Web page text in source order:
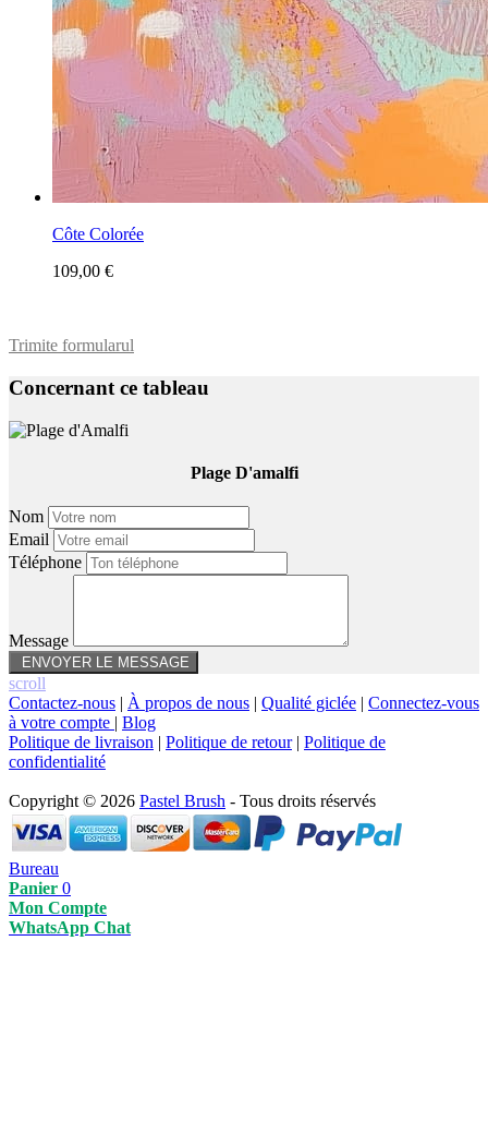
Côte Colorée
109,00 €
Trimite formularul
Concernant ce tableau
Plage D'amalfi
Nom
Email
Téléphone
Message
scroll
Contactez-nous | À propos de nous | Qualité giclée | Connectez-vous
à votre compte | Blog
Politique de livraison | Politique de retour| Politique de
confidentialité
Copyright © 2026 Pastel Brush - Tous droits réservés
Bureau
Panier 0
Mon Compte
WhatsApp Chat